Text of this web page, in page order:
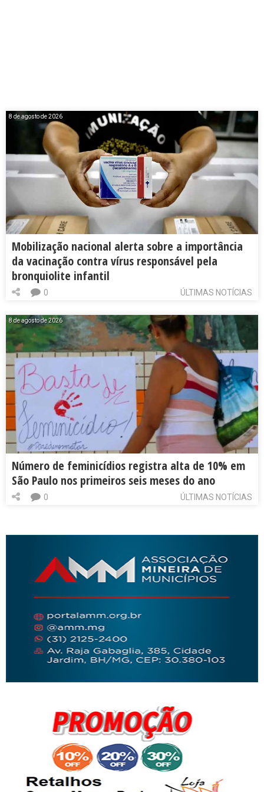
8 de agosto de 2026
Mobilização nacional alerta sobre a importância
da vacinação contra vírus responsável pela
bronquiolite infantil
ÚLTIMAS NOTÍCIAS
0
8 de agosto de 2026
Número de feminicídios registra alta de 10% em
São Paulo nos primeiros seis meses do ano
ÚLTIMAS NOTÍCIAS
0